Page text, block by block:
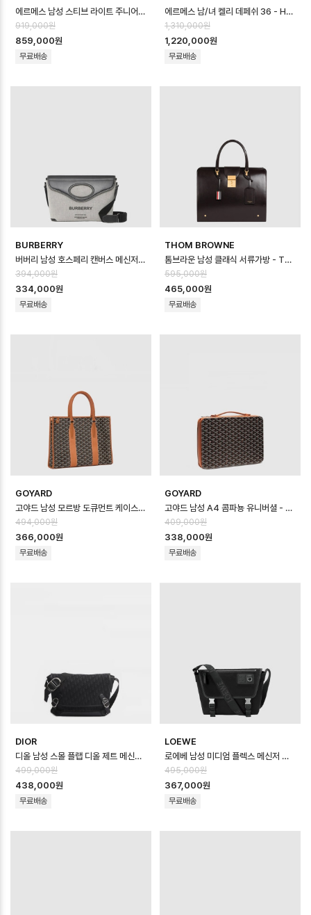
에르메스 남성 스티브 라이트 주니어 메신저 백 - Hermes Mens Steve Ligh…
919,000원
859,000원
무료배송
에르메스 남/녀 켈리 데페쉬 36 - Hermes Unisex Kelly Depeche 3…
1,310,000원
1,220,000원
무료배송
BURBERRY
버버리 남성 호스페리 캔버스 메신저 백 - Burberry Mens Horseferry C…
394,000원
334,000원
무료배송
THOM BROWNE
톰브라운 남성 클래식 서류가방 - Thom Browne Mens Classic Briefc…
595,000원
465,000원
무료배송
GOYARD
고야드 남성 모르방 도큐먼트 케이스 - Goyard Mens Morbang Document…
494,000원
366,000원
무료배송
GOYARD
고야드 남성 A4 콤파뇽 유니버셜 - Goyard Mens A4 Compagnon Univ…
409,000원
338,000원
무료배송
DIOR
디올 남성 스몰 플랩 디올 제트 메신저 백 - Dior Mens Small Dior Jet…
499,000원
438,000원
무료배송
LOEWE
로에베 남성 미디엄 플렉스 메신저 백 - Loewe Mens Medium Flex Mess…
495,000원
367,000원
무료배송